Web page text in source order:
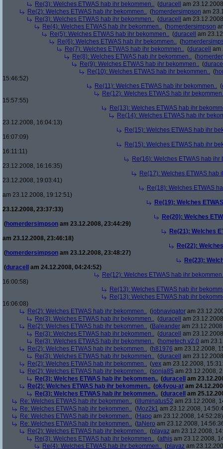
Re(3): Welches ETWAS hab ihr bekommen.. (duracell
am
Re(2): Welches ETWAS hab ihr bekommen.. (homerdersimpson am
Re(3): Welches ETWAS hab ihr bekommen.. (duracell
am
Re(4): Welches ETWAS hab ihr bekommen.. (homerdersimpson
Re(5): Welches ETWAS hab ihr bekommen.. (duracell
am
Re(6): Welches ETWAS hab ihr bekommen.. (
Re(7): Welches ETWAS hab ihr bekommen.. (duracell
am
Re(8): Welches ETWAS hab ihr bekommen.. (
Re(9): Welches ETWAS hab ihr bekommen.. (
Re(10): Welches ETWAS hab ihr bekommen.. (
15:46:52)
Re(11): Welches ETWAS hab ihr bekommen.. (
Re(12): Welches ETWAS hab ihr
15:57:55)
Re(13): Welches ETWAS hab ihr
Re(14): Welches ETWAS hab ihr
23.12.2008, 16:04:13)
Re(15): Welches ETWAS hab ihr
16:07:09)
Re(15): Welches ETWAS hab ihr
16:11:11)
Re(16): Welches ETWAS hab ihr
23.12.2008, 16:16:35)
Re(17): Welches ETWAS hab
23.12.2008, 19:03:41)
Re(18): Welches ETWAS
am 23.12.2008, 19:12:51)
Re(19): Welches
23.12.2008, 23:37:33)
Re(20): Welches
(homerdersimpson am 23.12.2008, 23:44:29)
Re(21): Welches
am 23.12.2008, 23:46:18)
Re(22):
(homerdersimpson am 23.12.2008, 23:48:27)
Re(23):
(duracell
am 24.12.2008, 04:24:52)
Re(12): Welches ETWAS hab ihr
16:00:58)
Re(13): Welches ETWAS hab ihr
Re(13): Welches ETWAS hab ihr
16:06:08)
Re(2): Welches ETWAS hab ihr bekommen.. (jobnavigator am
Re(3): Welches ETWAS hab ihr bekommen.. (duracell
am
Re(2): Welches ETWAS hab ihr bekommen.. (Baleander am
Re(3): Welches ETWAS hab ihr bekommen.. (duracell
am
Re(3): Welches ETWAS hab ihr bekommen.. (hometech.v2.0 am
Re(2): Welches ETWAS hab ihr bekommen.. (h81976 am 23.12.2008,
Re(3): Welches ETWAS hab ihr bekommen.. (duracell
am
Re(2): Welches ETWAS hab ihr bekommen.. (vex am 23.12.2008,
Re(2): Welches ETWAS hab ihr bekommen.. (sonja85 am 23.12.2008,
Re(3): Welches ETWAS hab ihr bekommen.. (duracell
am
Re(2): Welches ETWAS hab ihr bekommen.. (ok4you-at am
Re(3): Welches ETWAS hab ihr bekommen.. (duracell
am
Re: Welches ETWAS hab ihr bekommen.. (illuminatus52 am 23.12.2008,
Re: Welches ETWAS hab ihr bekommen.. (Moz2k1 am 23.12.2008,
Re: Welches ETWAS hab ihr bekommen.. (Hapo am 23.12.2008, 14:52:28)
Re: Welches ETWAS hab ihr bekommen.. (taNero am 23.12.2008,
Re(2): Welches ETWAS hab ihr bekommen.. (playaz am 23.12.2008,
Re(3): Welches ETWAS hab ihr bekommen.. (athis am 23.12.2008,
Re(4): Welches ETWAS hab ihr bekommen.. (playaz am